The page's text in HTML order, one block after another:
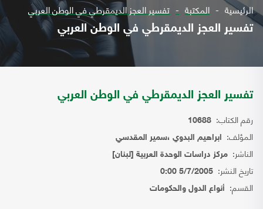
الرئيسية المكتبة تفسير العجز الديمقرطي في الوطن العربي
تفسير العجز الديمقرطي في الوطن العربي
تفسير العجز الديمقرطي في الوطن العربي
رقم الكتاب: 10688
المؤلف: ابراهيم البدوي ،سمير المقدسي
الناشر: مركز دراسات الوحدة العربية [لبنان]
تاريخ النشر: 5/7/2005 0:00
القسم: أنواع الدول والحكومات